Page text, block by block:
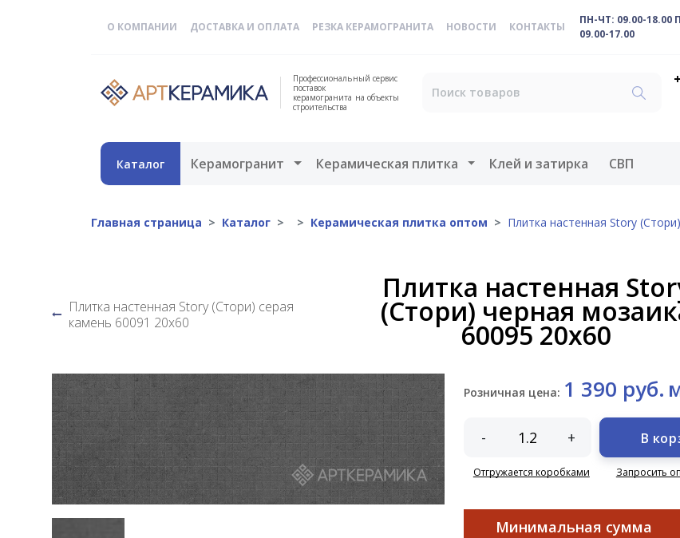
О КОМПАНИИ ДОСТАВКА И ОПЛАТА РЕЗКА КЕРАМОГРАНИТА НОВОСТИ КОНТАКТЫ
ПН-ЧТ: 09.00-18.00
09.00-17.00
Профессиональный сервис
поставок
керамогранита на объекты
строительства
Каталог Керамогранит Открыть меню
Керамическая плитка Открыть меню
Клей и затирка СВП
Главная страница Каталог Керамическая плитка оптом Плитка настенная Story
Плитка настенная Story (Стори) серая
камень 60091 20х60
Плитка настенная
(Стори) черная
60095 20х60
Розничная цена: 1 390 руб.
- +
Отгружается коробками
В
Запросить
Минимальная сумма